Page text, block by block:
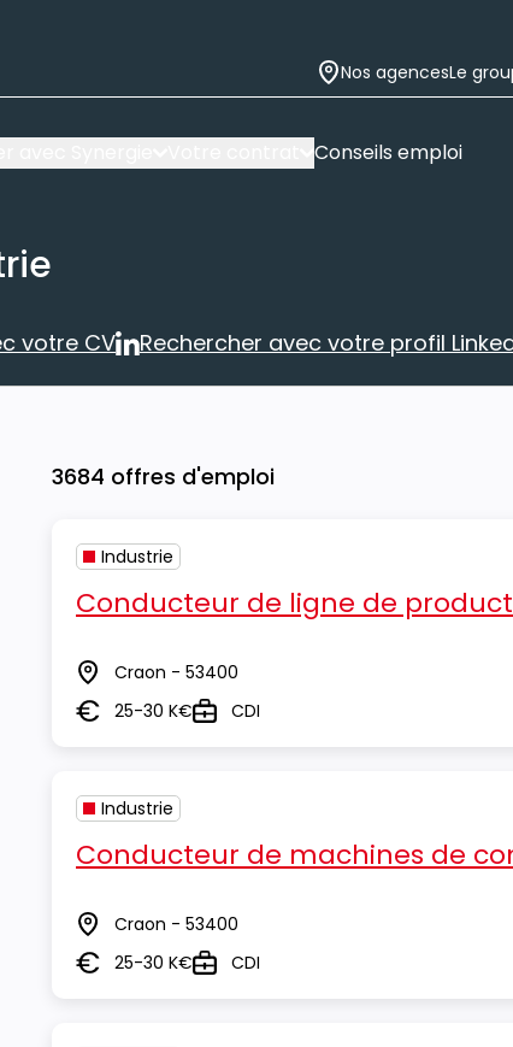
Nos agencesLe
Conseils emploi
avec votre CV
votre CV
Rechercher avec
Rechercher avec votre profil
3684 offres d'emploi
Industrie
Conducteur de ligne de
Lieu Craon - 53400
Salaire25-30 K€TypeCDI
Industrie
Conducteur de machines de
Lieu Craon - 53400
Salaire25-30 K€TypeCDI